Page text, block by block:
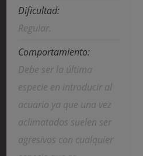
Dificultad:
Regular.
Comportamiento:
Debe ser la última
especie en introducir al
acuario ya que una vez
aclimatados suelen ser
agresivos con cualquier